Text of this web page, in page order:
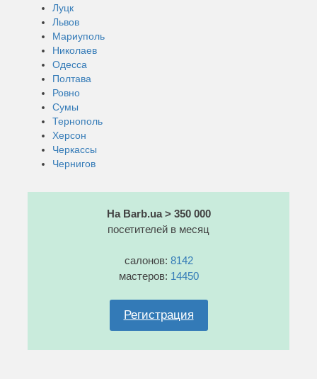
Луцк
Львов
Мариуполь
Николаев
Одесса
Полтава
Ровно
Сумы
Тернополь
Херсон
Черкассы
Чернигов
На Barb.ua > 350 000
посетителей в месяц
салонов: 8142
мастеров: 14450
Регистрация